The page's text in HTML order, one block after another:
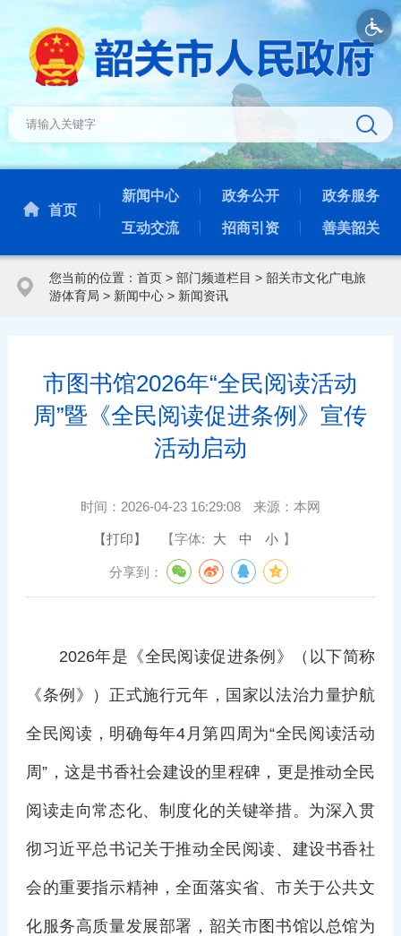
首页
新闻中心 政务公开 政务服务
互动交流 招商引资 善美韶关
您当前的位置： 首页> 部门频道栏目 > 韶关市文化广电旅
游体育局 > 新闻中心> 新闻资讯
市图书馆2026年“全民阅读活动
周”暨《全民阅读促进条例》宣传
活动启动
时间： 2026-04-23 16:29:08 来源： 本网
【打印】 【字体: 大 中 小 】
分享到：
2026年是《全民阅读促进条例》（以下简称
《条例》）正式施行元年，国家以法治力量护航
全民阅读，明确每年4月第四周为“全民阅读活动
周”，这是书香社会建设的里程碑，更是推动全民
阅读走向常态化、制度化的关键举措。为深入贯
彻习近平总书记关于推动全民阅读、建设书香社
会的重要指示精神，全面落实省、市关于公共文
化服务高质量发展部署，韶关市图书馆以总馆为